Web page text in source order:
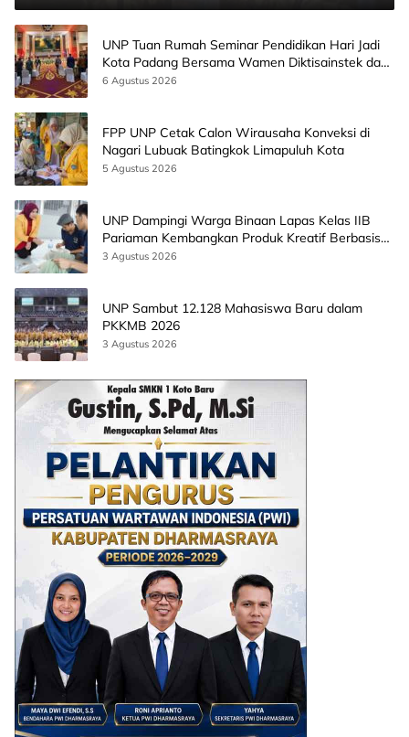
UNP Tuan Rumah Seminar Pendidikan Hari Jadi
Kota Padang Bersama Wamen Diktisainstek dan
CEO EMGS Malaysia
6 Agustus 2026
FPP UNP Cetak Calon Wirausaha Konveksi di
Nagari Lubuak Batingkok Limapuluh Kota
5 Agustus 2026
UNP Dampingi Warga Binaan Lapas Kelas IIB
Pariaman Kembangkan Produk Kreatif Berbasis
AI
3 Agustus 2026
UNP Sambut 12.128 Mahasiswa Baru dalam
PKKMB 2026
3 Agustus 2026